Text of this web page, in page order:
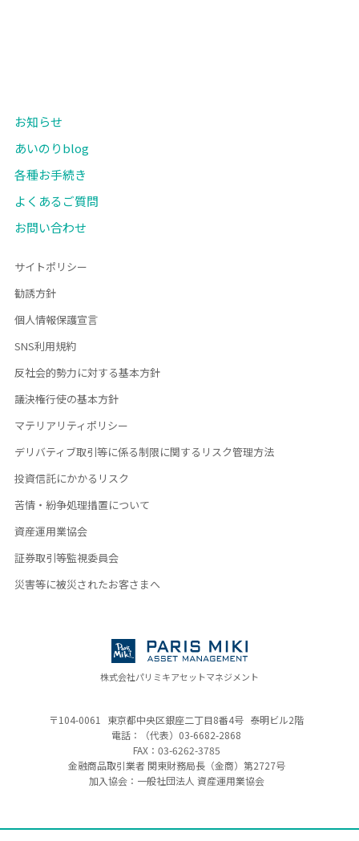
お知らせ
あいのりblog
各種お手続き
よくあるご質問
お問い合わせ
サイトポリシー
勧誘方針
個人情報保護宣言
SNS利用規約
反社会的勢力に対する基本方針
議決権行使の基本方針
マテリアリティポリシー
デリバティブ取引等に係る制限に関するリスク管理方法
投資信託にかかるリスク
苦情・紛争処理措置について
資産運用業協会
証券取引等監視委員会
災害等に被災されたお客さまへ
株式会社パリミキアセットマネジメント
〒104-0061 東京都中央区銀座二丁目8番4号 泰明ビル2階
電話：（代表） 03-6682-2868
FAX：03-6262-3785
金融商品取引業者 関東財務局長（金商） 第2727号
加入協会：一般社団法人 資産運用業協会